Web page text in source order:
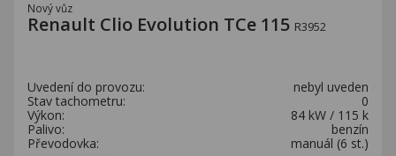
Nový vůz
Renault Clio Evolution TCe 115 R3952
Uvedení do provozu:
nebyl uveden
Stav tachometru:
0
Výkon:
84 kW / 115 k
Palivo:
benzín
Převodovka:
manuál (6 st.)